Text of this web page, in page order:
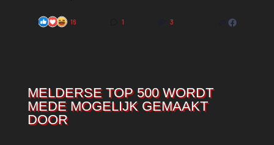
16 1 3
MELDERSE TOP 500 WORDT
MEDE MOGELIJK GEMAAKT
DOOR